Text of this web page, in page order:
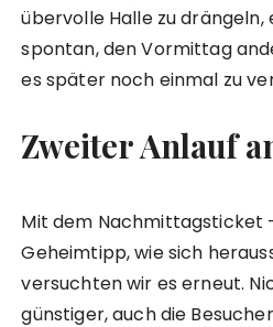
übervolle Halle zu drängeln,
spontan, den Vormittag
es später noch einmal zu
Zweiter Anlauf
Mit dem Nachmittagsticket
Geheimtipp, wie sich
versuchten wir es erneut.
günstiger, auch die